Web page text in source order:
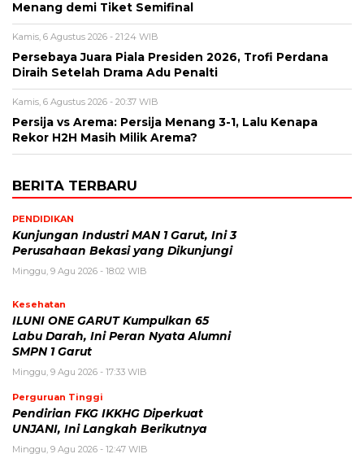
Menang demi Tiket Semifinal
Kamis, 6 Agustus 2026 - 21:24 WIB
Persebaya Juara Piala Presiden 2026, Trofi Perdana
Diraih Setelah Drama Adu Penalti
Kamis, 6 Agustus 2026 - 20:37 WIB
Persija vs Arema: Persija Menang 3-1, Lalu Kenapa
Rekor H2H Masih Milik Arema?
BERITA TERBARU
PENDIDIKAN
Kunjungan Industri MAN 1 Garut, Ini 3
Perusahaan Bekasi yang Dikunjungi
Minggu, 9 Agu 2026 - 18:02 WIB
Kesehatan
ILUNI ONE GARUT Kumpulkan 65
Labu Darah, Ini Peran Nyata Alumni
SMPN 1 Garut
Minggu, 9 Agu 2026 - 17:33 WIB
Perguruan Tinggi
Pendirian FKG IKKHG Diperkuat
UNJANI, Ini Langkah Berikutnya
Minggu, 9 Agu 2026 - 12:47 WIB